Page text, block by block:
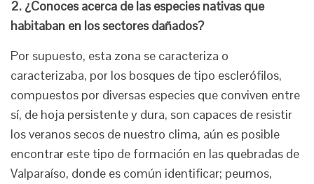
2. ¿Conoces acerca de las especies nativas que
habitaban en los sectores dañados?
Por supuesto, esta zona se caracteriza o
caracterizaba, por los bosques de tipo esclerófilos,
compuestos por diversas especies que conviven entre
sí, de hoja persistente y dura, son capaces de resistir
los veranos secos de nuestro clima, aún es posible
encontrar este tipo de formación en las quebradas de
Valparaíso, donde es común identificar; peumos,